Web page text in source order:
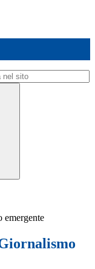
emergente